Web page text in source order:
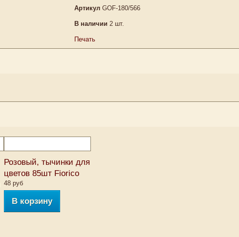
Артикул GOF-180/566
В наличии 2 шт.
Печать
Розовый, тычинки для
цветов 85шт Fiorico
48 руб
В корзину